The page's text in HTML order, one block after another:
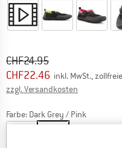
Ursprünglicher Preis :
CHF24.95
Preis:
CHF22.46 inkl. MwSt.,
zzgl. Versandkosten
Farbe: Dark Grey / Pink